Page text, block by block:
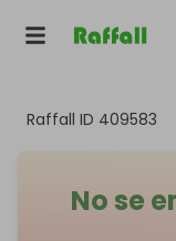
Raffall ID 409583
No se